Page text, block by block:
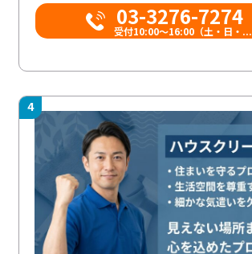
03-3276-7274
受付10:00〜16:00（土・日・...
4